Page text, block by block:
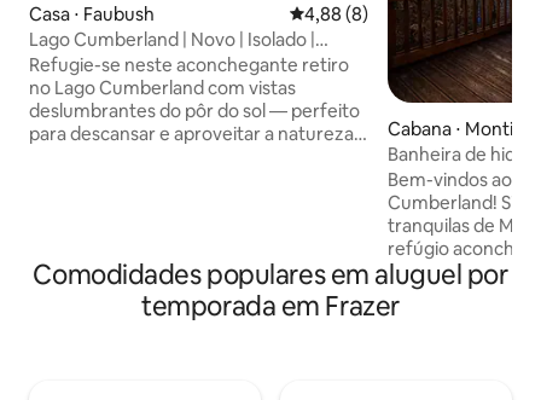
Casa ⋅ Faubush 4,88 de uma avaliação média
4,88 (8)
Lago Cumberland | Novo | Isolado |
Aconchegante | Acomoda 5 pessoas
Refugie-se neste aconchegante retiro
no Lago Cumberland com vistas
deslumbrantes do pôr do sol — perfeito
para descansar e aproveitar a natureza.
barcos! Relaxe na varanda enquanto o
sol se põe ou acenda a churrasqueira
depois de um dia no Lago Cumberland.
Cabana ⋅
Banheira de
o lago
Bem-vindos ao
Cumberland! Situado nas colinas
tranquilas de
refúgio
banheiro
de comodidade,
sazonais para o
Comodidades populares em aluguel por
temporada em Frazer